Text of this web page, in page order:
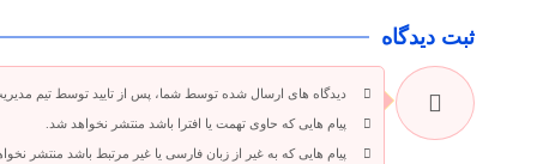
ثبت دیدگاه
دیدگاه های ارسال شده توسط شما، پس از تایید توسط تیم
پیام هایی که حاوی تهمت یا افترا باشد منتشر نخواهد شد.
پیام هایی که به غیر از زبان فارسی یا غیر مرتبط باشد منتشر